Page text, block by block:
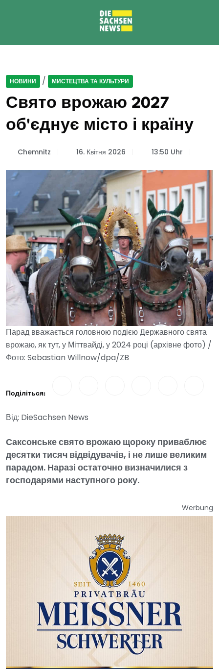
НОВИНИ / МИСТЕЦТВА ТА КУЛЬТУРИ
Свято врожаю 2027
об'єднує місто і країну
Chemnitz 16. Квітня 2026 13:50 Uhr
Парад вважається головною подією Державного свята
врожаю, як тут, у Міттвайді, у 2024 році (архівне фото) /
Фото: Sebastian Willnow/dpa/ZB
Поділіться:
Від: DieSachsen News
Саксонське свято врожаю щороку приваблює
десятки тисяч відвідувачів, і не лише великим
парадом. Наразі остаточно визначилися з
господарями наступного року.
Werbung